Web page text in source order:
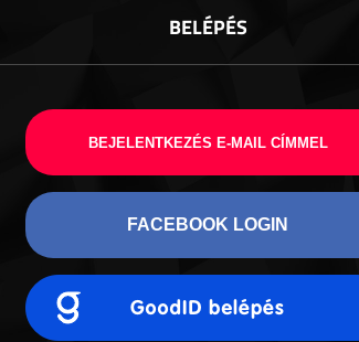
BELÉPÉS
BEJELENTKEZÉS E-MAIL CÍMMEL
FACEBOOK LOGIN